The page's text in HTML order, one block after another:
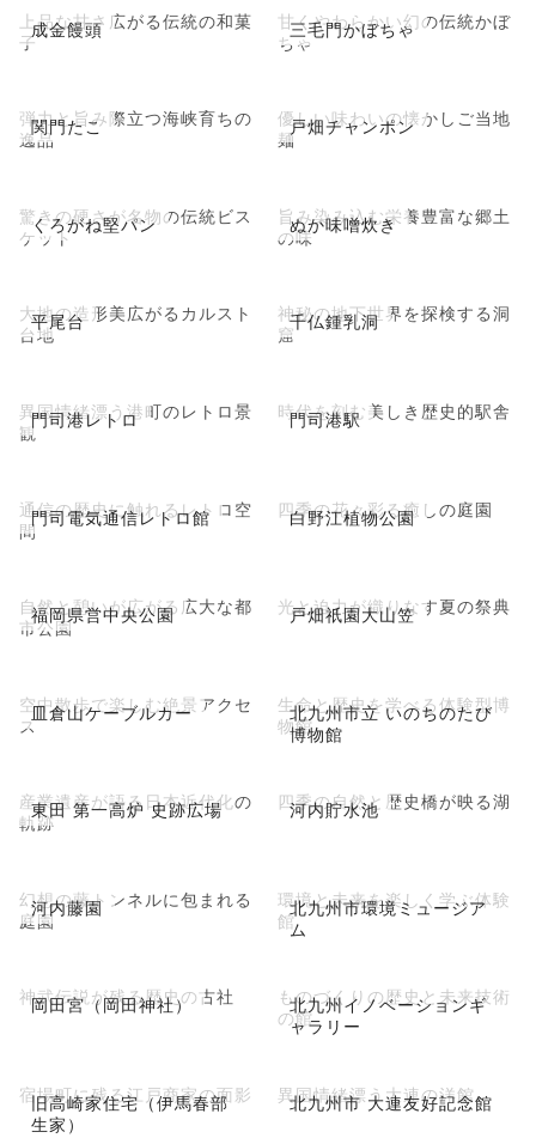
成金饅頭
上品な甘さ広がる伝統の和菓
子
三毛門かぼちゃ
甘くやわらかい幻の伝統かぼ
ちゃ
関門たこ
弾力と旨み際立つ海峡育ちの
逸品
戸畑チャンポン
優しい味わいの懐かしご当地
麺
くろがね堅パン
驚きの硬さが名物の伝統ビス
ケット
ぬか味噌炊き
旨み染み込む栄養豊富な郷土
の味
平尾台
大地の造形美広がるカルスト
台地
千仏鍾乳洞
神秘の地下世界を探検する洞
窟
門司港レトロ
異国情緒漂う港町のレトロ景
観
門司港駅
時代を刻む美しき歴史的駅舎
門司電気通信レトロ館
通信の歴史に触れるレトロ空
間
白野江植物公園
四季の花々彩る癒しの庭園
福岡県営中央公園
自然と憩いが広がる広大な都
市公園
戸畑祇園大山笠
光と迫力が織りなす夏の祭典
皿倉山ケーブルカー
空中散歩で楽しむ絶景アクセ
ス
北九州市立 いのちのたび
博物館
生命と歴史を学べる体験型博
物館
東田 第一高炉 史跡広場
産業遺産が語る日本近代化の
軌跡
河内貯水池
四季の自然と歴史橋が映る湖
河内藤園
幻想の藤トンネルに包まれる
庭園
北九州市環境ミュージア
ム
環境と未来を楽しく学ぶ体験
館
岡田宮（岡田神社）
神武伝説が残る歴史の古社
北九州イノベーションギ
ャラリー
ものづくりの歴史と未来技術
の館
旧高崎家住宅（伊馬春部
生家）
宿場町に残る江戸商家の面影 北九州市 大連友好記念館
異国情緒漂う大連の洋館